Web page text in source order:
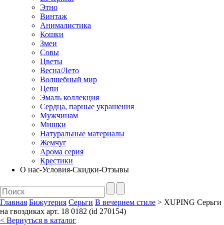
Этно
Винтаж
Анималистика
Кошки
Змеи
Совы
Цветы
Весна/Лето
Волшебный мир
Цепи
Эмаль коллекция
Сердца, парные украшения
Мужчинам
Мишки
Натуральные материалы
Жемчуг
Арома серия
Крестики
О нас-Условия-Скидки-Отзывы
Главная Бижутерия Серьги В вечернем стиле > XUPING Серьги
на гвоздиках арт. 18 0182 (id 270154)
< Вернуться в каталог